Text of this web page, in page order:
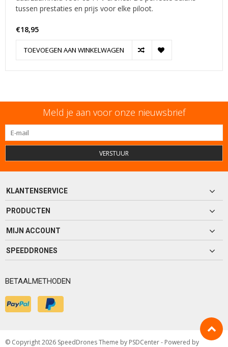
tussen prestaties en prijs voor elke piloot.
€18,95
TOEVOEGEN AAN WINKELWAGEN
Meld je aan voor onze nieuwsbrief
VERSTUUR
KLANTENSERVICE
PRODUCTEN
MIJN ACCOUNT
SPEEDDRONES
BETAALMETHODEN
© Copyright 2026 SpeedDrones Theme by PSDCenter- Powered by